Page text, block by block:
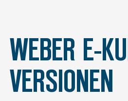
WEBER E-
VERSIONEN